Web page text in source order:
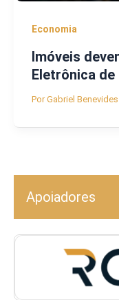
Economia
Imóveis
Eletrônica
PorGabriel Benevides
Apoiadores